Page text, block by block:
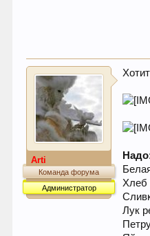
Arti
Команда форума
Администратор
Хлеб
Лук